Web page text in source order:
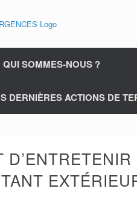
QUI SOMMES-NOUS ?
DERNIÈRES ACTIONS DE